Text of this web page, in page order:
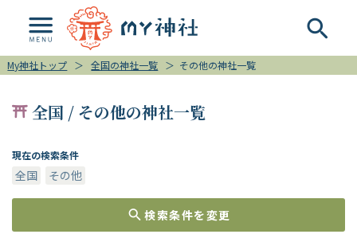
My神社トップ ＞ 全国の神社一覧 ＞ その他の神社一覧
全国 / その他の神社一覧
現在の検索条件
全国 その他
検索条件を変更